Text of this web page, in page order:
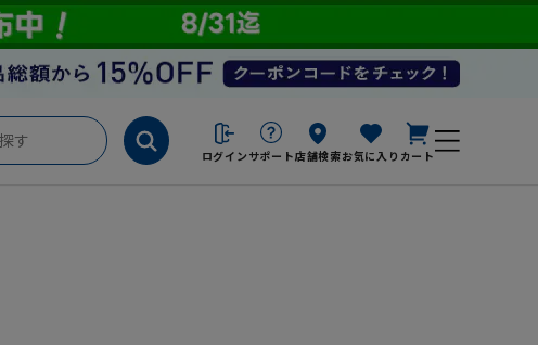
ログイン サポート店舗検索お気に入り カート